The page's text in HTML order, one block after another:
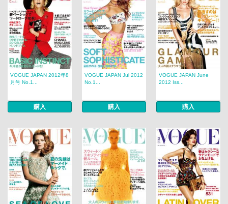
VOGUE JAPAN 2012年8
月号 No.1...
購入
VOGUE JAPAN Jul 2012
No.1...
購入
VOGUE JAPAN June
2012 Iss...
購入